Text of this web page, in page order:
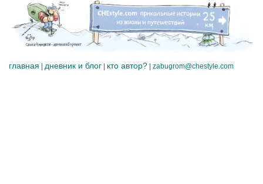
главная | дневник и блог | кто автор? | zabugrom@chestyle.com